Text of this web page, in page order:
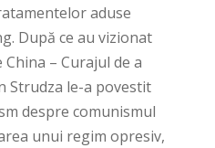
aduse
După ce au vizionat
– Curajul de a
Strudza le-a povestit
despre comunismul
unui regim opresiv,